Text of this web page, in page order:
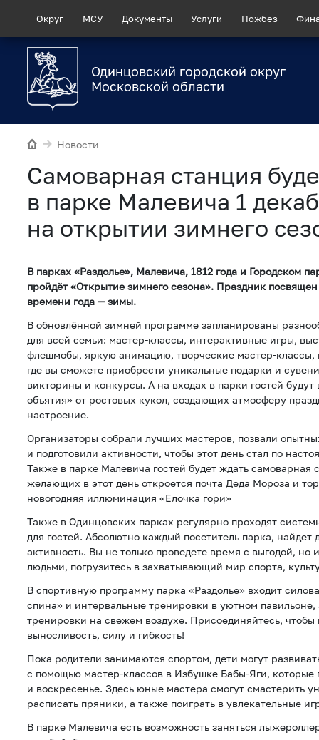
Округ МСУ Документы Услуги Пожбез
Одинцовский городской округ
Московской области
Новости
Самоварная станция
в парке Малевича 1
на открытии зимнего
В парках «Раздолье», Малевича, 1812 года и Городском
пройдёт «Открытие зимнего сезона». Праздник
времени года — зимы.
В обновлённой зимней программе запланированы
для всей семьи: мастер-классы, интерактивные игры,
флешмобы, яркую анимацию, творческие мастер-классы,
где вы сможете приобрести уникальные подарки и
викторины и конкурсы. А на входах в парки гостей будут
объятия» от ростовых кукол, создающих атмосферу
настроение.
Организаторы собрали лучших мастеров, позвали
и подготовили активности, чтобы этот день стал по
Также в парке Малевича гостей будет ждать самоварная
желающих в этот день откроется почта Деда Мороза и
новогодняя иллюминация «Елочка гори»
Также в Одинцовских парках регулярно проходят
для гостей. Абсолютно каждый посетитель парка, найдет
активность. Вы не только проведете время с выгодой, но
людьми, погрузитесь в захватывающий мир спорта,
В спортивную программу парка «Раздолье» входит
спина» и интервальные тренировки в уютном павильоне,
тренировки на свежем воздухе. Присоединяйтесь, чтобы
выносливость, силу и гибкость!
Пока родители занимаются спортом, дети могут
с помощью мастер-классов в Избушке Бабы-Яги, которые
и воскресенье. Здесь юные мастера смогут смастерить
расписать пряники, а также поиграть в увлекательные
В парке Малевича есть возможность заняться